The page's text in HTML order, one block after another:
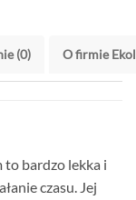
(0) O firmie
to bardzo lekka i
czasu. Jej